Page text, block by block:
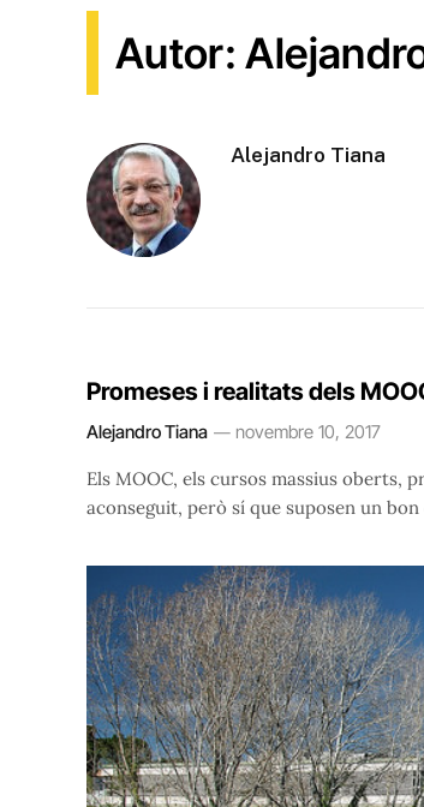
Autor:
Alejandro Tiana
Promeses i realitats dels
Alejandro Tiana novembre 10, 2017
Els MOOC, els cursos massius oberts,
aconseguit, però sí que suposen un